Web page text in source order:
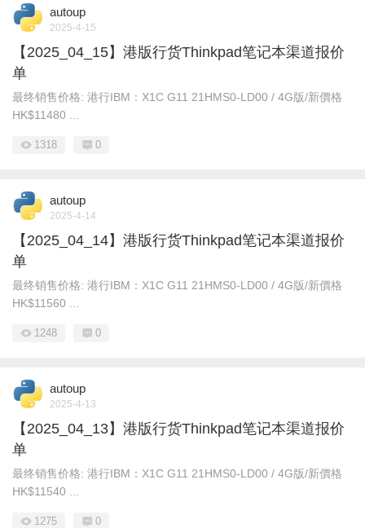
autoup
2025-4-15
【2025_04_15】港版行货Thinkpad笔记本渠道报价
单
最终销售价格: 港行IBM：X1C G11 21HMS0-LD00 / 4G版/新價格
HK$11480 ...
1318 0
autoup
2025-4-14
【2025_04_14】港版行货Thinkpad笔记本渠道报价
单
最终销售价格: 港行IBM：X1C G11 21HMS0-LD00 / 4G版/新價格
HK$11560 ...
1248 0
autoup
2025-4-13
【2025_04_13】港版行货Thinkpad笔记本渠道报价
单
最终销售价格: 港行IBM：X1C G11 21HMS0-LD00 / 4G版/新價格
HK$11540 ...
1275 0